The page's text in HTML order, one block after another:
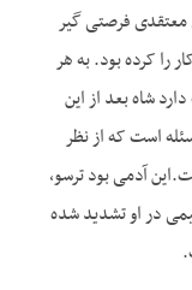
فرصتی گیر
را کرده بود. به هر
شاه بعد از این
است که از نظر
آدمی بود ترسو،
در او تشدید شده